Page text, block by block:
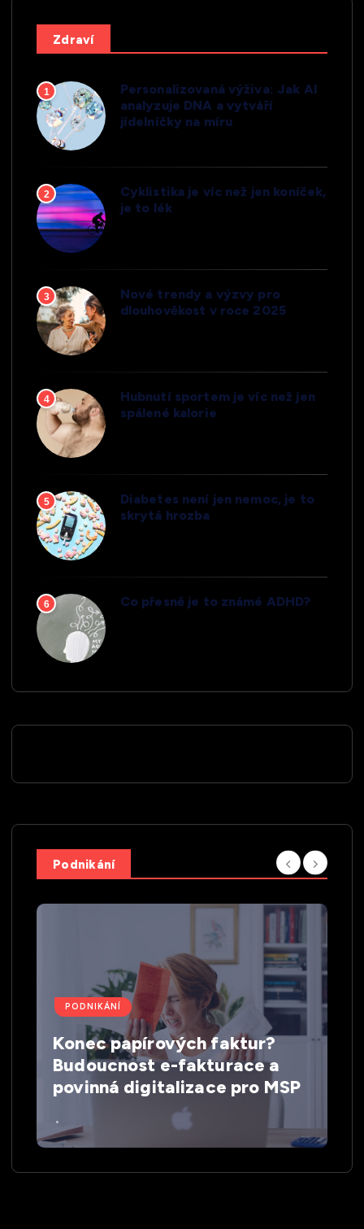
Zdraví
1
Personalizovaná výživa: Jak AI
analyzuje DNA a vytváří
jídelníčky na míru
2
Cyklistika je víc než jen koníček,
je to lék
3
Nové trendy a výzvy pro
dlouhověkost v roce 2025
4
Hubnutí sportem je víc než jen
spálené kalorie
5
Diabetes není jen nemoc, je to
skrytá hrozba
6 Co přesně je to známé ADHD?
Podnikání
PODNIKÁNÍ
Konec papírových faktur?
Budoucnost e-fakturace a
povinná digitalizace pro MSP